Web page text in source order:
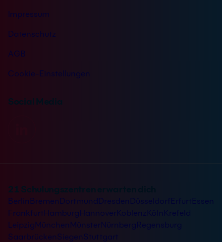
Impressum
Datenschutz
AGB
Cookie-Einstellungen
Social Media
21 Schulungszentren erwarten dich
Berlin Bremen Dortmund ErfurtEssen
FrankfurtHamburgHannover
Krefeld
LeipzigMünchen Münster
SaarbrückenSiegen Stuttgart